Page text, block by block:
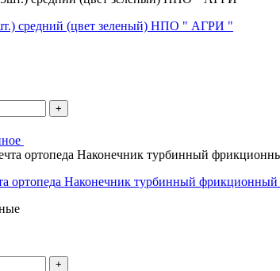
средний (цвет зеленый) НПО " АГРИ "
+
ортопеда Наконечник турбинный
+